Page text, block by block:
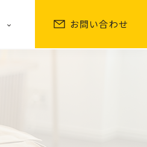
お問い合わせ